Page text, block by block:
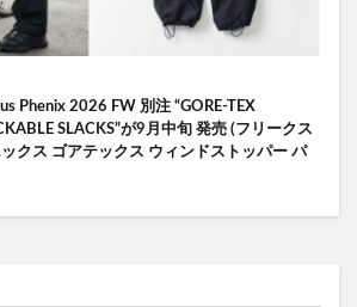
Phenix 2026 FW 別注 “GORE-TEX
SLACKS”が9月中旬 発売 (フリークス
クス ゴアテックス ウィンドストッパー パ